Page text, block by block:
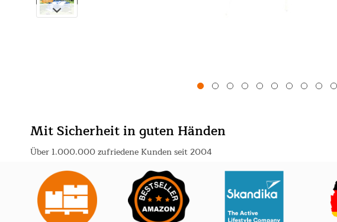
Mit Sicherheit in guten Händen
Über 1.000.000 zufriedene Kunden seit 2004